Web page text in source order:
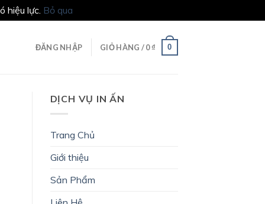
hiệu lực. Bỏ qua
ĐĂNG NHẬP GIỎ HÀNG /0₫ 0
DỊCH VỤ IN ẤN
Trang Chủ
Giới thiệu
Sản Phẩm